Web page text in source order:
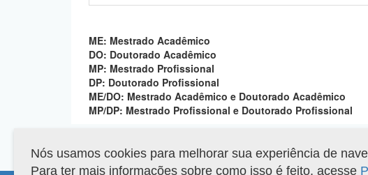
ME: Mestrado Acadêmico
DO: Doutorado Acadêmico
MP: Mestrado Profissional
DP: Doutorado Profissional
ME/DO: Mestrado Acadêmico e Doutorado Acadêmico
MP/DP: Mestrado Profissional e Doutorado Profissional
Nós usamos cookies para melhorar sua experiência de
Para ter mais informações sobre como isso é feito, acesse